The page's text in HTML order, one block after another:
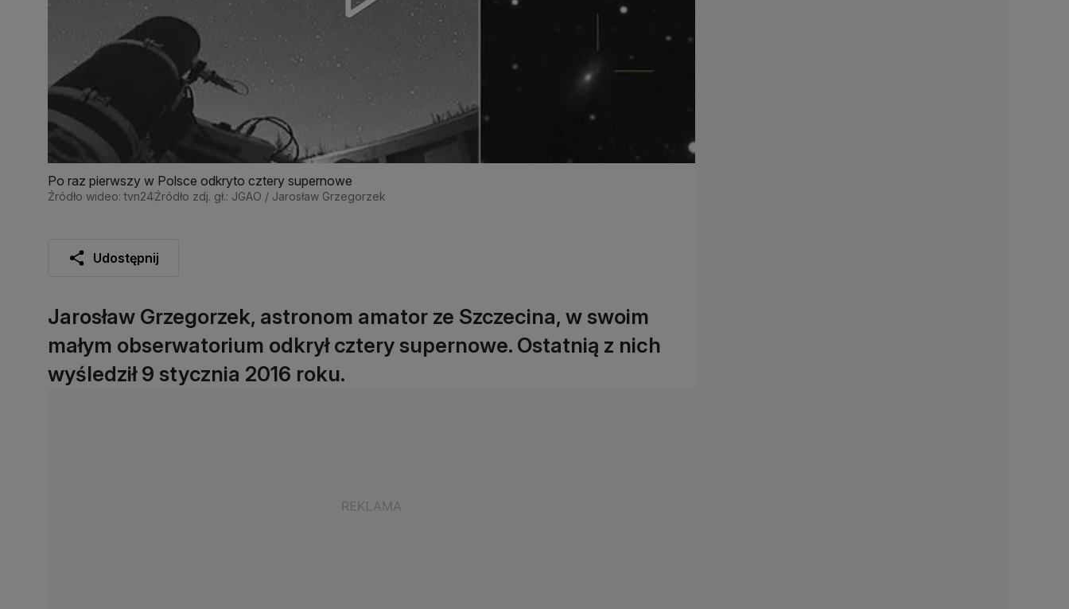
Po raz pierwszy w Polsce odkryto cztery supernowe
Źródło wideo: tvn24Źródło zdj. gł.: JGAO / Jarosław Grzegorzek
Udostępnij
Jarosław Grzegorzek, astronom amator ze Szczecina, w swoim
małym obserwatorium odkrył cztery supernowe. Ostatnią z nich
wyśledził 9 stycznia 2016 roku.